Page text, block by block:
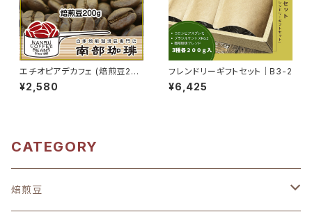
エチオピアデカフェ (焙煎豆200
g)
¥2,580
フレンドリーギフトセット｜B3-2
¥6,425
CATEGORY
焙煎豆